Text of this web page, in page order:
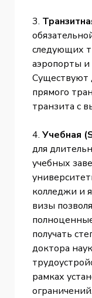
3.
следующих
аэропорты и
Существуют
прямого
транзита с
4. Учебная
для
учебных
колледжи и
визы
получать
доктора
рамках
ограничений.